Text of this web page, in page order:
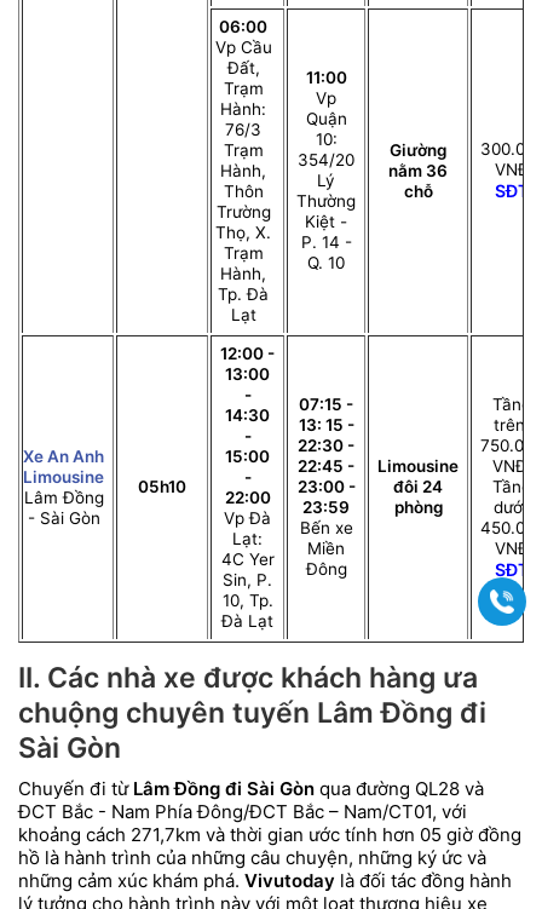
06:00
Vp Cầu
Đất,
Trạm
Hành:
76/3
Trạm
Hành,
Thôn
Trường
Thọ, X.
Trạm
Hành,
Tp. Đà
Lạt
11:00
Vp
Quận
10:
354/20
Lý
Thường
Kiệt -
P. 14 -
Q. 10
Giường
nằm 36
chỗ
VNĐ
SĐT
Xe An Anh
Limousine
Lâm Đồng
- Sài Gòn
05h10
12:00 -
13:00
-
14:30
-
15:00
-
22:00
Vp Đà
Lạt:
4C Yer
Sin, P.
10, Tp.
Đà Lạt
07:15 -
13: 15 -
22:30 -
22:45 -
23:00 -
23:59
Bến xe
Miền
Đông
Limousine
đôi 24
phòng
Tầng
trên:
VNĐ;
Tầng
dưới:
VNĐ
SĐT
II. Các nhà xe được khách hàng ưa
chuộng chuyên tuyến Lâm Đồng đi
Sài Gòn
Chuyến đi từ Lâm Đồng đi Sài Gòn qua đường QL28 và
ĐCT Bắc - Nam Phía Đông/ĐCT Bắc – Nam/CT01, với
khoảng cách 271,7km và thời gian ước tính hơn 05 giờ đồng
hồ là hành trình của những câu chuyện, những ký ức và
những cảm xúc khám phá. Vivutoday là đối tác đồng hành
lý tưởng cho hành trình này với một loạt thương hiệu xe